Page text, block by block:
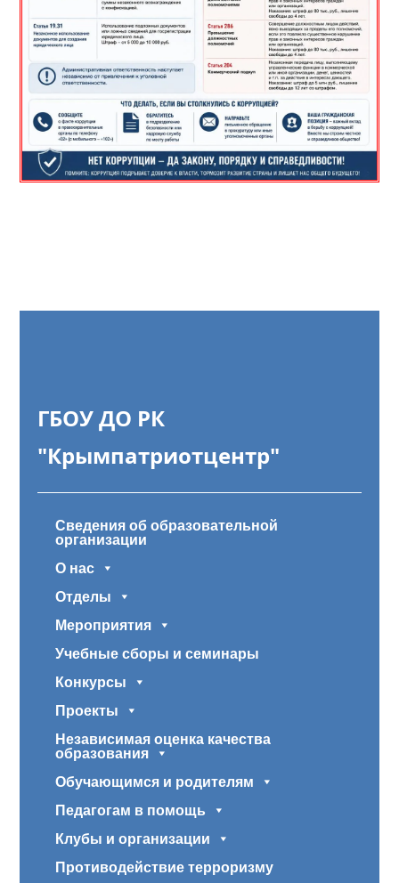
ГБОУ ДО РК
"Крымпатриотцентр"
Сведения об образовательной
организации
О нас
Отделы
Мероприятия
Учебные сборы и семинары
Конкурсы
Проекты
Независимая оценка качества
образования
Обучающимся и родителям
Педагогам в помощь
Клубы и организации
Противодействие терроризму